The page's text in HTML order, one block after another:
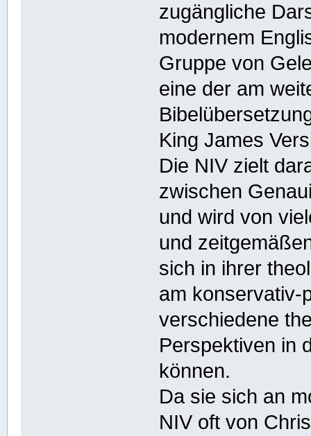
zugängliche
modernem
Gruppe von
eine der am
King James
Die NIV zielt
zwischen
und wird von
und
sich in ihrer
am konservativ-
verschiedene
Perspektiven in
können.
Da sie sich an
NIV oft von